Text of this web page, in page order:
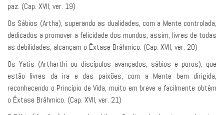
paz. (Cap. XVII, ver. 19)
Os Sábios (Artha), superando as dualidades, com a Mente controlada,
dedicados a promover a felicidade dos mundos, assim, livres de todas
as debilidades, alcançam o Êxtase Brâhmico. (Cap. XVII, ver. 20)
Os Yatis (Artharthi ou discípulos avançados, sábios e puros), que
estão livres da ira e das paixões, com a Mente bem dirigida,
reconhecendo o Princípio de Vida, muito em breve e facilmente obtêm
o Êxtase Brâhmico. (Cap. XVII, ver. 21)